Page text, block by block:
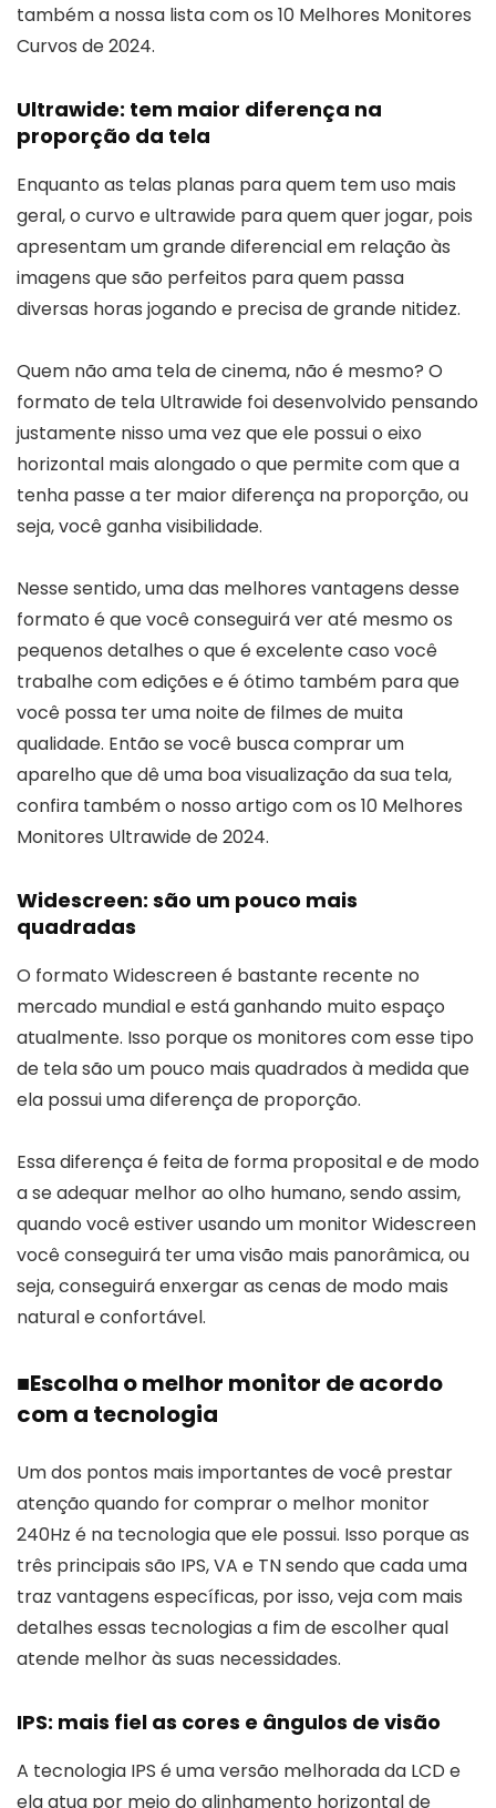
também a nossa lista com os 10 Melhores Monitores
Curvos de 2024.
Ultrawide: tem maior diferença na
proporção da tela
Enquanto as telas planas para quem tem uso mais
geral, o curvo e ultrawide para quem quer jogar, pois
apresentam um grande diferencial em relação às
imagens que são perfeitos para quem passa
diversas horas jogando e precisa de grande nitidez.
Quem não ama tela de cinema, não é mesmo? O
formato de tela Ultrawide foi desenvolvido pensando
justamente nisso uma vez que ele possui o eixo
horizontal mais alongado o que permite com que a
tenha passe a ter maior diferença na proporção, ou
seja, você ganha visibilidade.
Nesse sentido, uma das melhores vantagens desse
formato é que você conseguirá ver até mesmo os
pequenos detalhes o que é excelente caso você
trabalhe com edições e é ótimo também para que
você possa ter uma noite de filmes de muita
qualidade. Então se você busca comprar um
aparelho que dê uma boa visualização da sua tela,
confira também o nosso artigo com os 10 Melhores
Monitores Ultrawide de 2024.
Widescreen: são um pouco mais
quadradas
O formato Widescreen é bastante recente no
mercado mundial e está ganhando muito espaço
atualmente. Isso porque os monitores com esse tipo
de tela são um pouco mais quadrados à medida que
ela possui uma diferença de proporção.
Essa diferença é feita de forma proposital e de modo
a se adequar melhor ao olho humano, sendo assim,
quando você estiver usando um monitor Widescreen
você conseguirá ter uma visão mais panorâmica, ou
seja, conseguirá enxergar as cenas de modo mais
natural e confortável.
■Escolha o melhor monitor de acordo
com a tecnologia
Um dos pontos mais importantes de você prestar
atenção quando for comprar o melhor monitor
240Hz é na tecnologia que ele possui. Isso porque as
três principais são IPS, VA e TN sendo que cada uma
traz vantagens específicas, por isso, veja com mais
detalhes essas tecnologias a fim de escolher qual
atende melhor às suas necessidades.
IPS: mais fiel as cores e ângulos de visão
A tecnologia IPS é uma versão melhorada da LCD e
ela atua por meio do alinhamento horizontal de